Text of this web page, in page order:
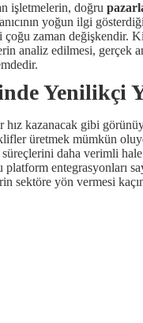
işletmelerin, doğru
yoğun ilgi
zaman değişkendir.
analiz edilmesi, gerçek
Yenilikçi
kazanacak gibi
üretmek mümkün
daha verimli
entegrasyonları
sektöre yön vermesi